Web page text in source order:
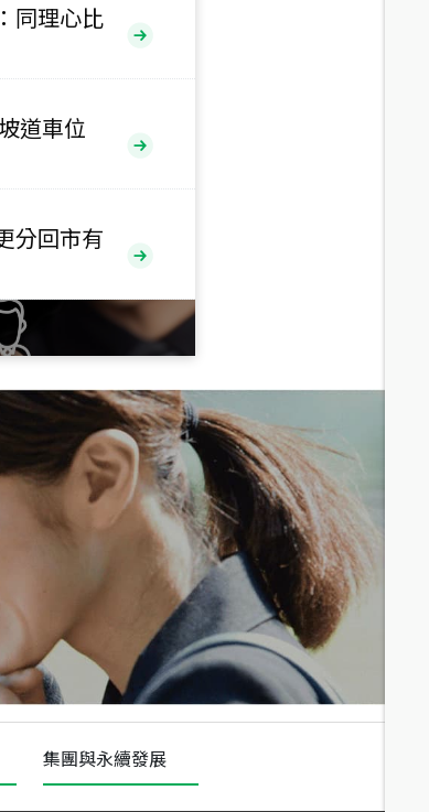
5,800萬
1,938萬
總價
1,020萬
總價
490萬
1,808
同理心比
道車位
分回市有
集團與永續發展